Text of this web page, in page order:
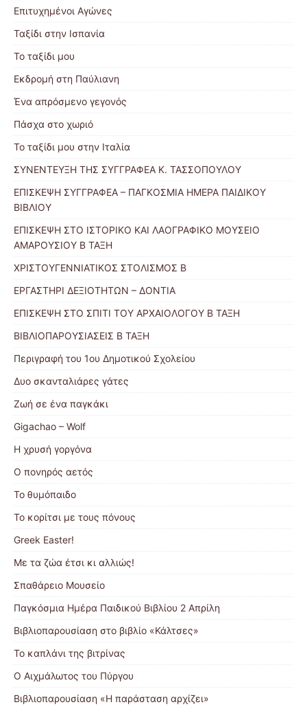
Επιτυχημένοι Αγώνες
Ταξίδι στην Ισπανία
Το ταξίδι μου
Εκδρομή στη Παύλιανη
Ένα απρόσμενο γεγονός
Πάσχα στο χωριό
Το ταξίδι μου στην Ιταλία
ΣΥΝΕΝΤΕΥΞΗ ΤΗΣ ΣΥΓΓΡΑΦΕΑ Κ. ΤΑΣΣΟΠΟΥΛΟΥ
ΕΠΙΣΚΕΨΗ ΣΥΓΓΡΑΦΕΑ – ΠΑΓΚΟΣΜΙΑ ΗΜΕΡΑ ΠΑΙΔΙΚΟΥ
ΒΙΒΛΙΟΥ
ΕΠΙΣΚΕΨΗ ΣΤΟ ΙΣΤΟΡΙΚΟ ΚΑΙ ΛΑΟΓΡΑΦΙΚΟ ΜΟΥΣΕΙΟ
ΑΜΑΡΟΥΣΙΟΥ Β ΤΑΞΗ
ΧΡΙΣΤΟΥΓΕΝΝΙΑΤΙΚΟΣ ΣΤΟΛΙΣΜΟΣ Β
ΕΡΓΑΣΤΗΡΙ ΔΕΞΙΟΤΗΤΩΝ – ΔΟΝΤΙΑ
ΕΠΙΣΚΕΨΗ ΣΤΟ ΣΠΙΤΙ ΤΟΥ ΑΡΧΑΙΟΛΟΓΟΥ Β ΤΑΞΗ
ΒΙΒΛΙΟΠΑΡΟΥΣΙΑΣΕΙΣ Β ΤΑΞΗ
Περιγραφή του 1ου Δημοτικού Σχολείου
Δυο σκανταλιάρες γάτες
Ζωή σε ένα παγκάκι
Gigachao – Wolf
Η χρυσή γοργόνα
Ο πονηρός αετός
Το θυμόπαιδο
Το κορίτσι με τους πόνους
Greek Easter!
Με τα ζώα έτσι κι αλλιώς!
Σπαθάρειο Μουσείο
Παγκόσμια Ημέρα Παιδικού Βιβλίου 2 Απρίλη
Βιβλιοπαρουσίαση στο βιβλίο «Κάλτσες»
Το καπλάνι της βιτρίνας
Ο Αιχμάλωτος του Πύργου
Βιβλιοπαρουσίαση «Η παράσταση αρχίζει»